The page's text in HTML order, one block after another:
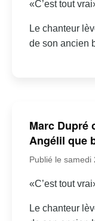
«C’est tout
Le chanteur
de son ancien
Marc Dupré
Angélil que
Publié le samedi
«C’est tout
Le chanteur